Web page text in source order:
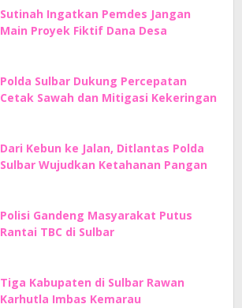
Sutinah Ingatkan Pemdes Jangan
Main Proyek Fiktif Dana Desa
Polda Sulbar Dukung Percepatan
Cetak Sawah dan Mitigasi Kekeringan
Dari Kebun ke Jalan, Ditlantas Polda
Sulbar Wujudkan Ketahanan Pangan
Polisi Gandeng Masyarakat Putus
Rantai TBC di Sulbar
Tiga Kabupaten di Sulbar Rawan
Karhutla Imbas Kemarau